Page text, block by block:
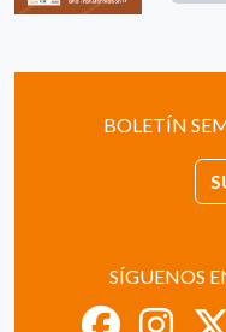
BOLETÍN
SÍGUENOS